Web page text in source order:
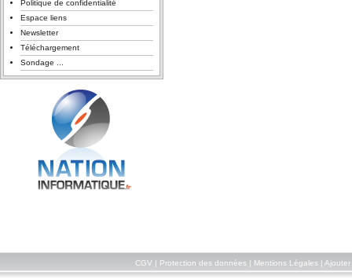
Politique de confidentialité
Espace liens
Newsletter
Téléchargement
Sondage ...
CGV Protection des données| Mentions Légales| Ajouter